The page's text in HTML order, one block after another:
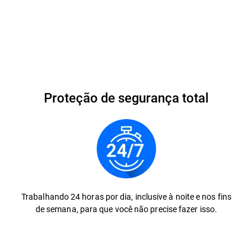
Proteção de segurança total
Trabalhando 24 horas por dia, inclusive à noite e nos fins
de semana, para que você não precise fazer isso.